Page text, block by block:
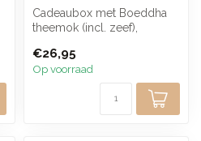
Cadeaubox met Boeddha
theemok (incl. zeef),
een kleurrij...
€26,95
Op voorraad